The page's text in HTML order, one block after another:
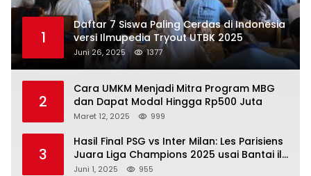
1
Daftar 7 Siswa Paling Cerdas di Indonesia
versi Ilmupedia Tryout UTBK 2025
Juni 26, 2025 1377
2
Cara UMKM Menjadi Mitra Program MBG
dan Dapat Modal Hingga Rp500 Juta
Maret 12, 2025 999
3
Hasil Final PSG vs Inter Milan: Les Parisiens
Juara Liga Champions 2025 usai Bantai il
Nerazzurri
Juni 1, 2025 955